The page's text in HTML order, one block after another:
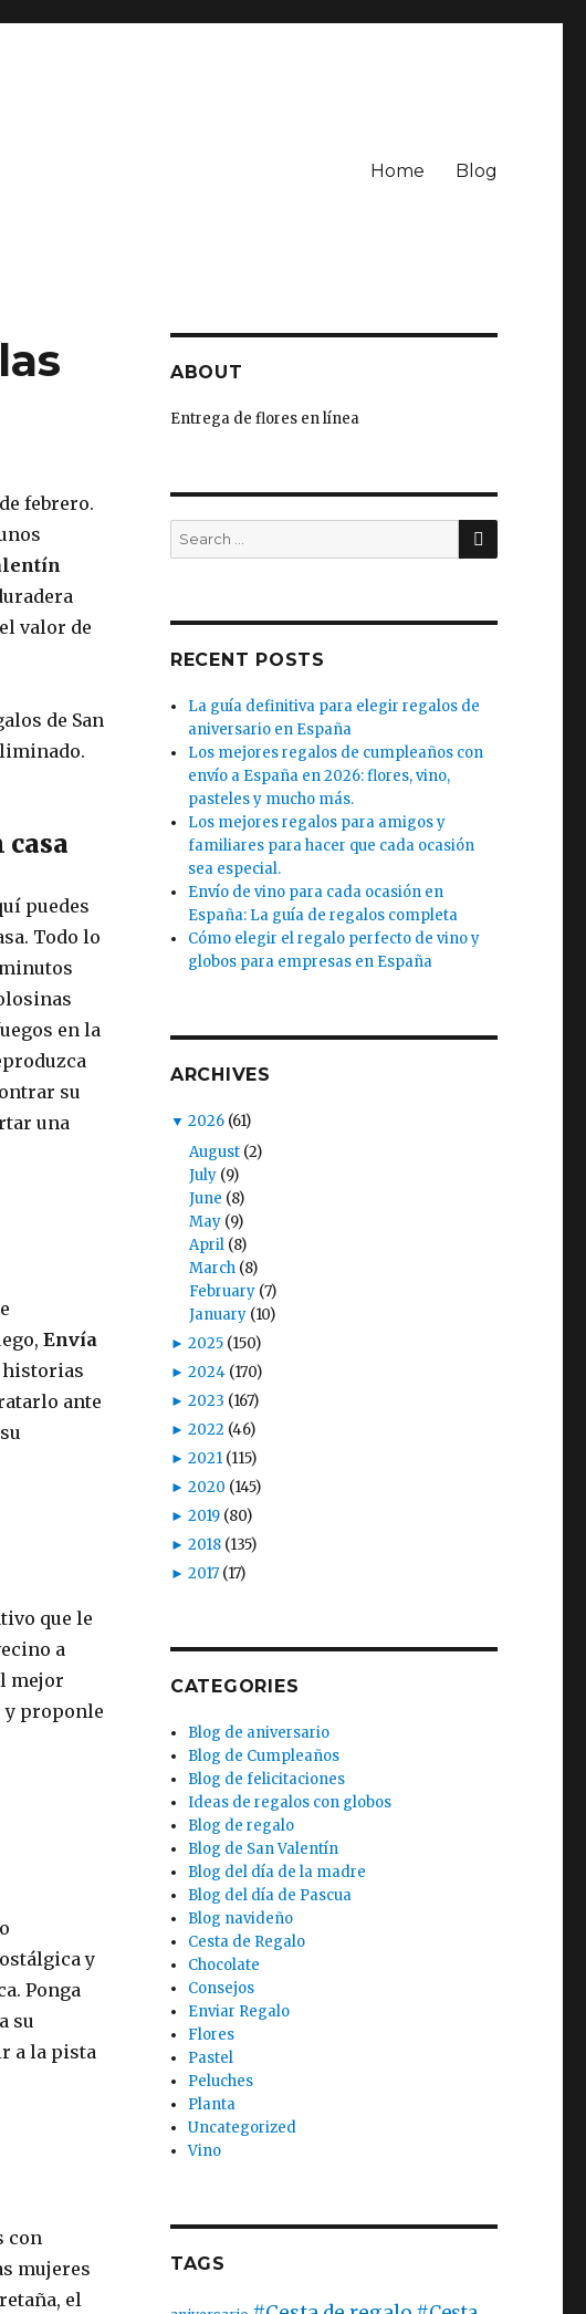
Home Blog
febrero.
valor de
de San
casa
puedes
Todo lo
en la
su
una
Envía
ante
que le
a
mejor
y proponle
y
Ponga
su
a la pista
con
mujeres
el
ABOUT
Entrega de flores en línea
Search
for:
SEARCH
RECENT POSTS
La guía definitiva para elegir regalos de
aniversario en España
Los mejores regalos de cumpleaños con
envío a España en 2026: flores, vino,
pasteles y mucho más.
Los mejores regalos para amigos y
familiares para hacer que cada ocasión
sea especial.
Envío de vino para cada ocasión en
España: La guía de regalos completa
Cómo elegir el regalo perfecto de vino y
globos para empresas en España
ARCHIVES
▼ 2026 (61)
August (2)
July (9)
June (8)
May (9)
April (8)
March (8)
February (7)
January (10)
► 2025 (150)
► 2024 (170)
► 2023 (167)
► 2022 (46)
► 2021 (115)
► 2020 (145)
► 2019 (80)
► 2018 (135)
► 2017 (17)
CATEGORIES
Blog de aniversario
Blog de Cumpleaños
Blog de felicitaciones
Ideas de regalos con globos
Blog de regalo
Blog de San Valentín
Blog del día de la madre
Blog del día de Pascua
Blog navideño
Cesta de Regalo
Chocolate
Consejos
Enviar Regalo
Flores
Pastel
Peluches
Planta
Uncategorized
Vino
TAGS